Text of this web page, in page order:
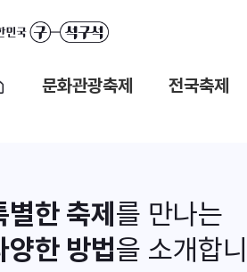
문화관광축제 전국축제
별한 축제 를 만나는
양한 방법을 소개합